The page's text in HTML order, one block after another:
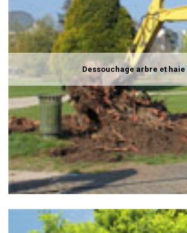
Dessouchage arbre et haie